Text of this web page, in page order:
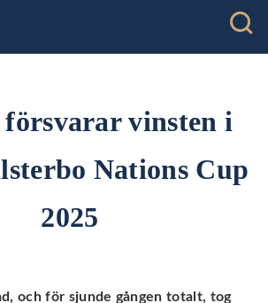
försvarar vinsten i
Nations Cup
2025
och för sjunde gången totalt, tog